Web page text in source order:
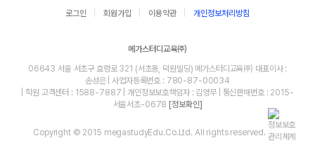
로그인 회원가입 이용약관 개인정보처리방침
메가스터디교육㈜
06643 서울 서초구 효령로 321 (서초동, 덕원빌딩) 메가스터디교육㈜ 대표이사 :
손성은 | 사업자등록번호 : 780-87-00034
| 학원 고객센터 : 1588-7887 | 개인정보보호책임자 : 김영무 | 통신판매번호 : 2015-
서울서초-0678 [정보확인]
Copyright © 2015 megastudyEdu.Co.Ltd. All rights reserved.